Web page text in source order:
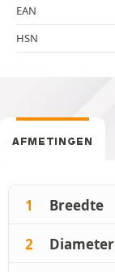
EAN
HSN
AFMETINGEN
1 Breedte
2 Diameter